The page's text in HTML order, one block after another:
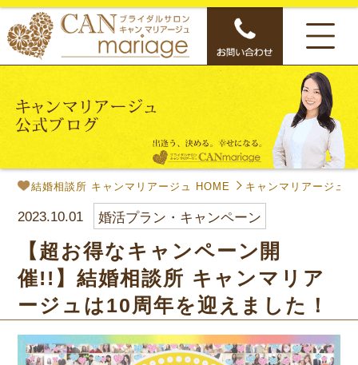
結婚相談所 キャンマリアージュ HOME キャンマリアージュ
2023.10.01 婚活プラン・キャンペーン
【超お得なキャンペーン開
催!!】結婚相談所 キャンマリア
ージュは10周年を迎えました！